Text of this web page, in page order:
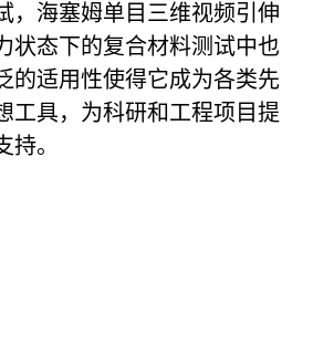
，海塞姆单目三维视频引伸
状态下的复合材料测试中也
的适用性使得它成为各类先
工具，为科研和工程项目提
。